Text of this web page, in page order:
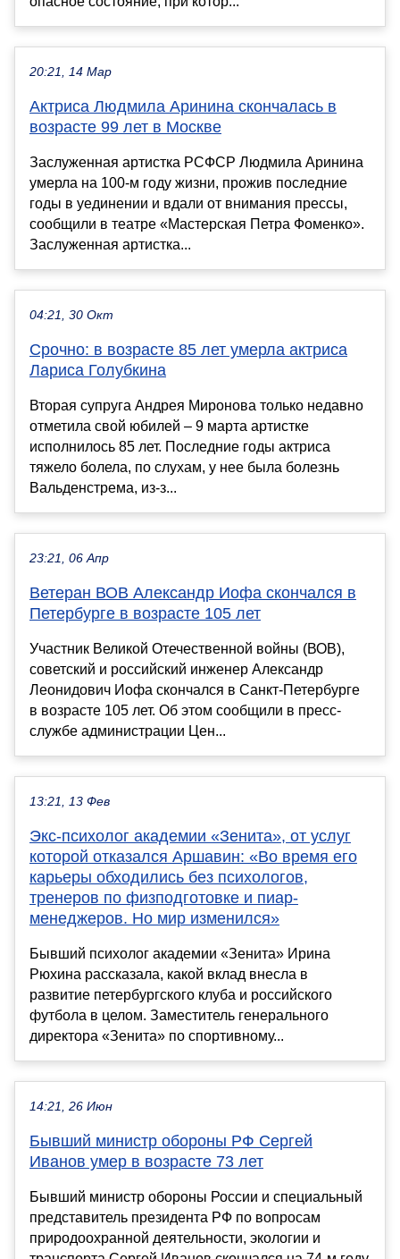
20:21, 14 Мар
Актриса Людмила Аринина скончалась в
возрасте 99 лет в Москве
Заслуженная артистка РСФСР Людмила Аринина
умерла на 100-м году жизни, прожив последние
годы в уединении и вдали от внимания прессы,
сообщили в театре «Мастерская Петра Фоменко».
Заслуженная артистка...
04:21, 30 Окт
Срочно: в возрасте 85 лет умерла актриса
Лариса Голубкина
Вторая супруга Андрея Миронова только недавно
отметила свой юбилей – 9 марта артистке
исполнилось 85 лет. Последние годы актриса
тяжело болела, по слухам, у нее была болезнь
Вальденстрема, из-з...
23:21, 06 Апр
Ветеран ВОВ Александр Иофа скончался в
Петербурге в возрасте 105 лет
Участник Великой Отечественной войны (ВОВ),
советский и российский инженер Александр
Леонидович Иофа скончался в Санкт-Петербурге
в возрасте 105 лет. Об этом сообщили в пресс-
службе администрации Цен...
13:21, 13 Фев
Экс-психолог академии «Зенита», от услуг
которой отказался Аршавин: «Во время его
карьеры обходились без психологов,
тренеров по физподготовке и пиар-
менеджеров. Но мир изменился»
Бывший психолог академии «Зенита» Ирина
Рюхина рассказала, какой вклад внесла в
развитие петербургского клуба и российского
футбола в целом. Заместитель генерального
директора «Зенита» по спортивному...
14:21, 26 Июн
Бывший министр обороны РФ Сергей
Иванов умер в возрасте 73 лет
Бывший министр обороны России и специальный
представитель президента РФ по вопросам
природоохранной деятельности, экологии и